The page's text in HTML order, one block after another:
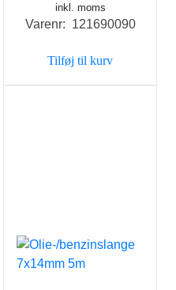
inkl. moms
Varenr: 121690090
Tilføj til kurv